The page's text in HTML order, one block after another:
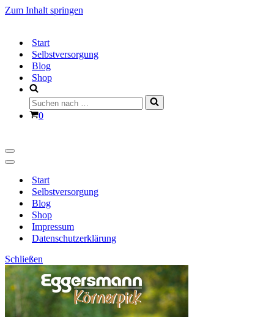
Zum Inhalt springen
Start
Selbstversorgung
Blog
Shop
Suchen
nach …
Warenkorb
0
Navigationsmenü
Navigationsmenü
Start
Selbstversorgung
Blog
Shop
Impressum
Datenschutzerklärung
Schließen